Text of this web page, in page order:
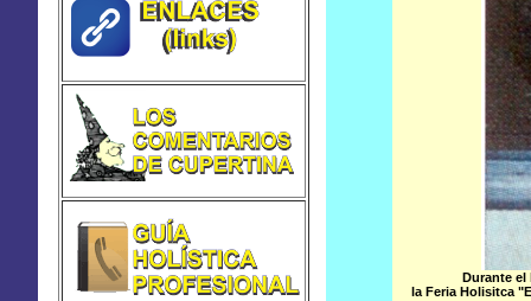
Durante el
la Feria Holisitca